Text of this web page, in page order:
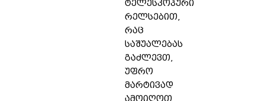
ტელესკოპური
რელსებით,
რაც
საშუალებას
გაძლევთ,
უფრო
მარტივად